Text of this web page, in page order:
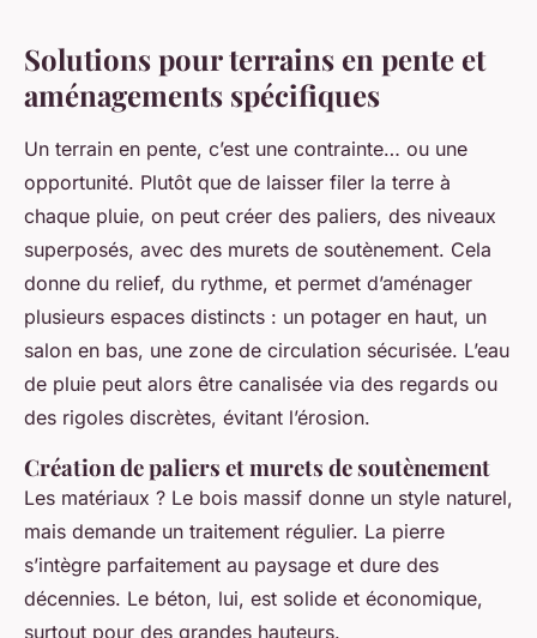
Solutions pour terrains en pente et
aménagements spécifiques
Un terrain en pente, c’est une contrainte… ou une
opportunité. Plutôt que de laisser filer la terre à
chaque pluie, on peut créer des paliers, des niveaux
superposés, avec des murets de soutènement. Cela
donne du relief, du rythme, et permet d’aménager
plusieurs espaces distincts : un potager en haut, un
salon en bas, une zone de circulation sécurisée. L’eau
de pluie peut alors être canalisée via des regards ou
des rigoles discrètes, évitant l’érosion.
Création de paliers et murets de soutènement
Les matériaux ? Le bois massif donne un style naturel,
mais demande un traitement régulier. La pierre
s’intègre parfaitement au paysage et dure des
décennies. Le béton, lui, est solide et économique,
surtout pour des grandes hauteurs.